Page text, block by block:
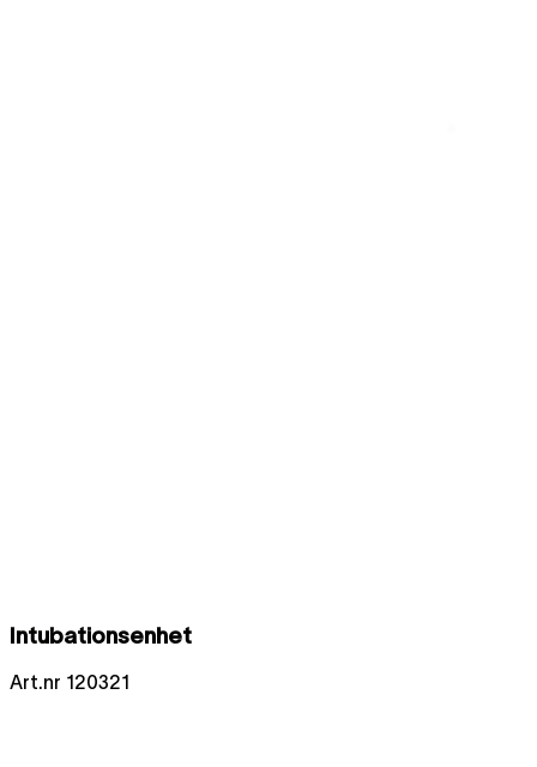
Intubationsenhet
Art.nr 120321